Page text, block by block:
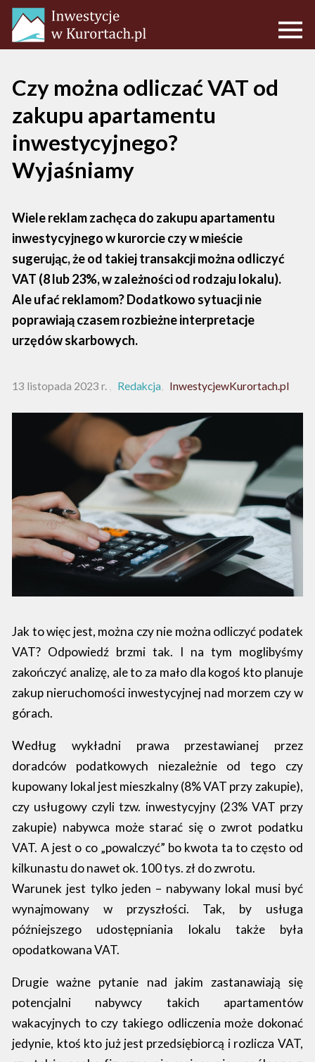
Czy można odliczać VAT od
zakupu apartamentu
inwestycyjnego?
Wyjaśniamy
Wiele reklam zachęca do zakupu apartamentu
inwestycyjnego w kurorcie czy w mieście
sugerując, że od takiej transakcji można odliczyć
VAT (8 lub 23%, w zależności od rodzaju lokalu).
Ale ufać reklamom? Dodatkowo sytuacji nie
poprawiają czasem rozbieżne interpretacje
urzędów skarbowych.
13 listopada 2023 r. Redakcja InwestycjewKurortach.pl
Jak to więc jest, można czy nie można odliczyć podatek
VAT? Odpowiedź brzmi tak. I na tym moglibyśmy
zakończyć analizę, ale to za mało dla kogoś kto planuje
zakup nieruchomości inwestycyjnej nad morzem czy w
górach.
Według wykładni prawa przestawianej przez
doradców podatkowych niezależnie od tego czy
kupowany lokal jest mieszkalny (8% VAT przy zakupie),
czy usługowy czyli tzw. inwestycyjny (23% VAT przy
zakupie) nabywca może starać się o zwrot podatku
VAT. A jest o co „powalczyć” bo kwota ta to często od
kilkunastu do nawet ok. 100 tys. zł do zwrotu.
Warunek jest tylko jeden – nabywany lokal musi być
wynajmowany w przyszłości. Tak, by usługa
późniejszego udostępniania lokalu także była
opodatkowana VAT.
Drugie ważne pytanie nad jakim zastanawiają się
potencjalni nabywcy takich apartamentów
wakacyjnych to czy takiego odliczenia może dokonać
jedynie, ktoś kto już jest przedsiębiorcą i rozlicza VAT,